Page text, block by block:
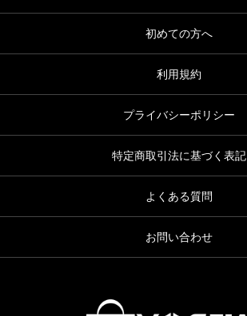
初めての方へ
利用規約
プライバシーポリシー
特定商取引法に基づく表記
よくある質問
お問い合わせ